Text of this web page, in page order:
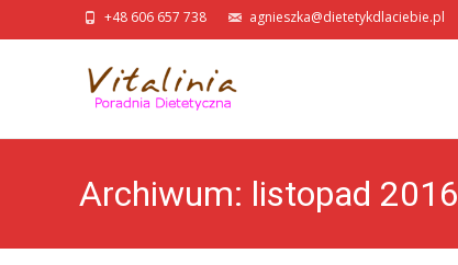
+48 606 657 738 agnieszka@dietetykdlaciebie.pl
Archiwum: listopad 2016